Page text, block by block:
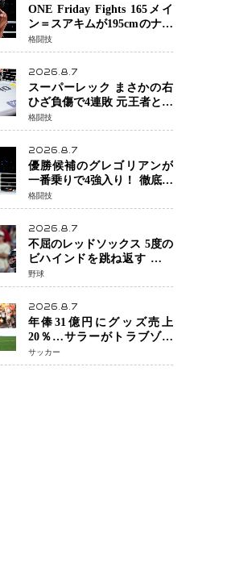
ONE Friday Fights 165メイ
ン＝スアキムが195cmのナビ
ル・アナンからダウン奪
取！猛反撃を耐え抜き判定
勝利、8連勝を達成
格闘技
2026.8.7
スーパーレック まさかの右
ひざ負傷で4連敗 元王者とし
て異例の苦境…「アクシデ
ント」でも消えない危険信
号
格闘技
2026.8.7
優勝候補のグレゴリアンが
一番乗りで4強入り！ 徹底し
たローキックでウスビャン
を攻略、判定勝利
格闘技
2026.8.7
不屈のレッドソックス 5度の
ビハインドを跳ね返す 延長
13回サヨナラ勝ち 吉田正尚
選手も2安打1打点で貢献 4得
点以上は驚異の28連勝
野球
2026.8.7
年俸31億円にグッズ売上
20％…サラーがトラブゾン
スポル加入 世界サッカーは
「五大リーグ一強」から新
サッカー